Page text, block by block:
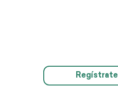
Regístrate